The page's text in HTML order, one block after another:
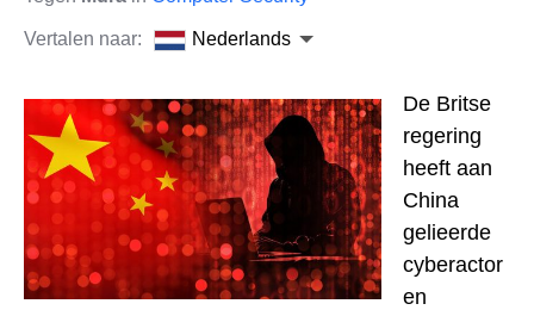
Vertalen naar: Nederlands
De Britse
regering
heeft aan
China
gelieerde
cyberactor
en